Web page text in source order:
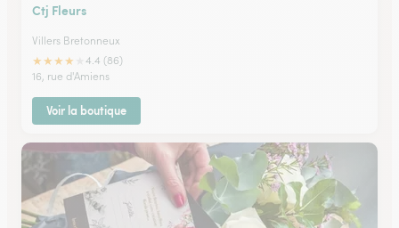
Ctj Fleurs
Villers Bretonneux
★★★★
4.4 (86)
16, rue d'Amiens
Voir la boutique